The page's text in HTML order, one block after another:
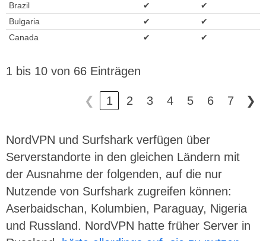
Brazil
✔
✔
Bulgaria
✔
✔
Canada
✔ ✔
1 bis 10 von 66 Einträgen
❮ 1 2 3 4 5 6 7 ❯
NordVPN und Surfshark verfügen über
Serverstandorte in den gleichen Ländern mit
der Ausnahme der folgenden, auf die nur
Nutzende von Surfshark zugreifen können:
Aserbaidschan, Kolumbien, Paraguay, Nigeria
und Russland. NordVPN hatte früher Server in